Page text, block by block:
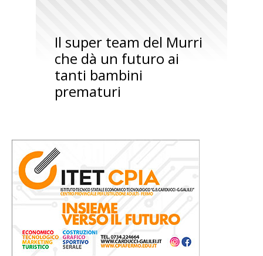
Il super team del Murri
che dà un futuro ai
tanti bambini
prematuri